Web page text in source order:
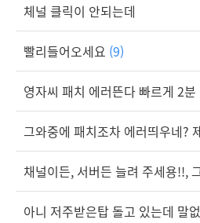
체널 클릭이 안되는데
빨리들어오세요 (9)
영자씨 패치 에러뜬다 빠르게 2분
그와중에 패치조차 에러띄우네?
채널이든, 서버든 늘려 주세용!!,
아니 저주받은탑 돌고 있는데 말